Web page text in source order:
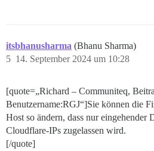
itsbhanusharma (Bhanu Sharma)
14. September 2024 um 10:28
5
[quote=„Richard – Communiteq,
Benutzername:RGJ“]Sie können die
Host so ändern, dass nur eingehender
Cloudflare-IPs zugelassen wird.
[/quote]